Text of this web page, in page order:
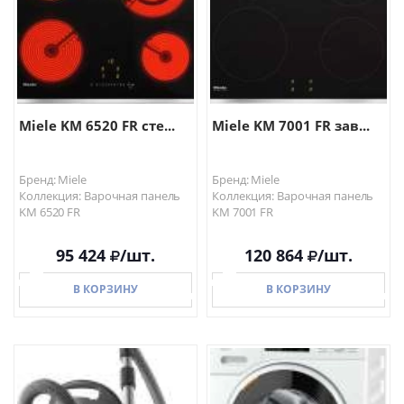
Miele KM 6520 FR сте...
Бренд: Miele
Коллекция: Варочная панель
KM 6520 FR
95 424 /шт.
В КОРЗИНУ
В КОРЗИНУ
Miele KM 7001 FR зав...
Бренд: Miele
Коллекция: Варочная панель
KM 7001 FR
120 864 /шт.
В КОРЗИНУ
В КОРЗИНУ